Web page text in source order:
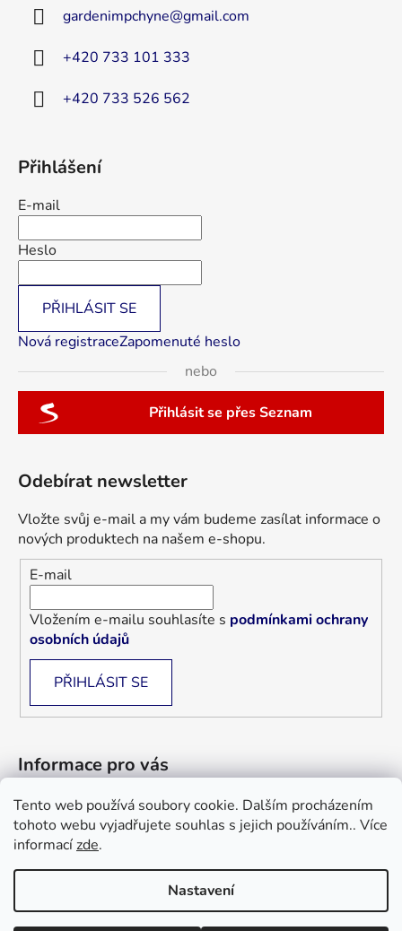
Tento web používá soubory cookie. Dalším procházením
tohoto webu vyjadřujete souhlas s jejich používáním.. Více
informacízde.
Nastavení
gardenimpchyne@gmail.com
+420 733 101 333
+420 733 526 562
Přihlášení
E-mail
Heslo
PŘIHLÁSIT SE
Nová registraceZapomenuté heslo
nebo
Přihlásit se přes Seznam
Odebírat newsletter
Vložte svůj e-mail a my vám budeme zasílat informace o
nových produktech na našem e-shopu.
E-mail
Vložením e-mailu souhlasíte s podmínkami ochrany
osobních údajů
PŘIHLÁSIT SE
Informace pro vás
Jak nakupovat
Obchodní podmínky